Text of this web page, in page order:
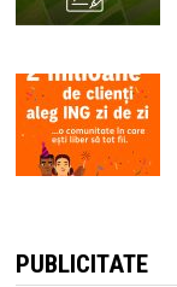
PUBLICITATE